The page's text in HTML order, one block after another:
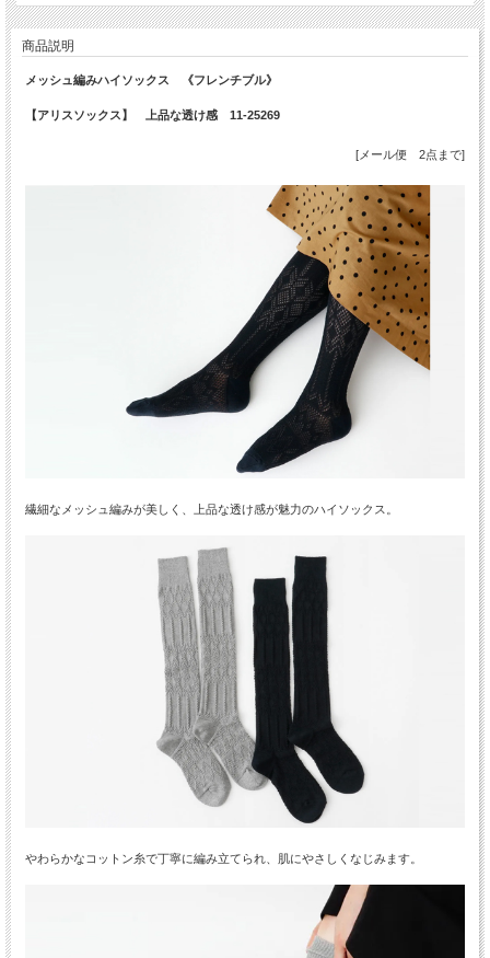
商品説明
メッシュ編みハイソックス 《フレンチブル》
【アリスソックス】 上品な透け感 11-25269
[メール便 2点まで]
繊細なメッシュ編みが美しく、上品な透け感が魅力のハイソックス。
やわらかなコットン糸で丁寧に編み立てられ、肌にやさしくなじみます。